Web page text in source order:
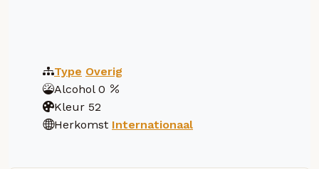
Type Overig
Alcohol 0
Kleur 52
Herkomst Internationaal